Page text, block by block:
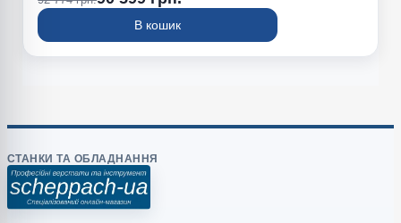
В кошик
СТАНКИ ТА ОБЛАДНАННЯ